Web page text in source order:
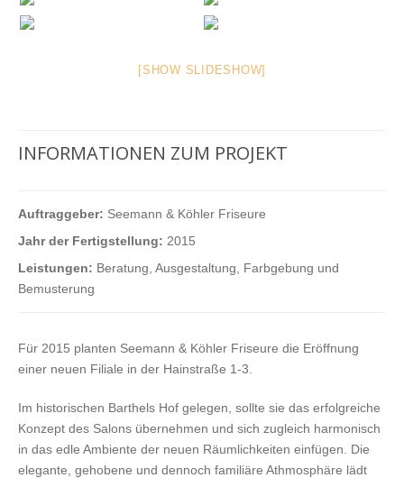
[SHOW SLIDESHOW]
INFORMATIONEN ZUM PROJEKT
Auftraggeber: Seemann & Köhler Friseure
Jahr der Fertigstellung: 2015
Leistungen: Beratung, Ausgestaltung, Farbgebung und
Bemusterung
Für 2015 planten Seemann & Köhler Friseure die Eröffnung
einer neuen Filiale in der Hainstraße 1-3.
Im historischen Barthels Hof gelegen, sollte sie das erfolgreiche
Konzept des Salons übernehmen und sich zugleich harmonisch
in das edle Ambiente der neuen Räumlichkeiten einfügen. Die
elegante, gehobene und dennoch familiäre Athmosphäre lädt